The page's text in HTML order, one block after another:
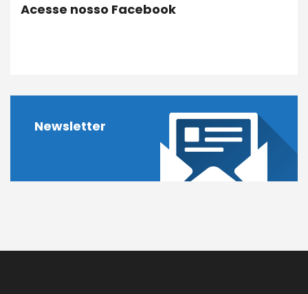
Acesse nosso Facebook
Newsletter